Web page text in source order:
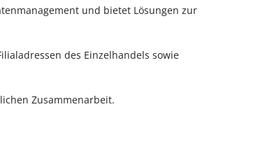
und bietet Lösungen zur
des Einzelhandels sowie
Zusammenarbeit.